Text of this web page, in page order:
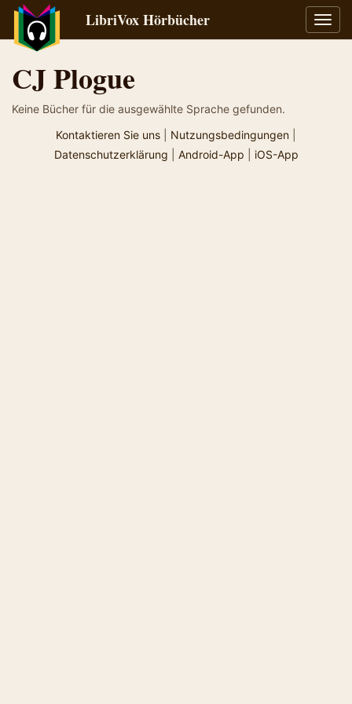
LibriVox Hörbücher
CJ Plogue
Keine Bücher für die ausgewählte Sprache gefunden.
Kontaktieren Sie uns
Nutzungsbedingungen
Datenschutzerklärung
Android-App iOS-App